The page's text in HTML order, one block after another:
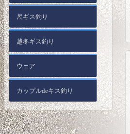
尺ギス釣り
越冬ギス釣り
ウェア
カップルdeキス釣り